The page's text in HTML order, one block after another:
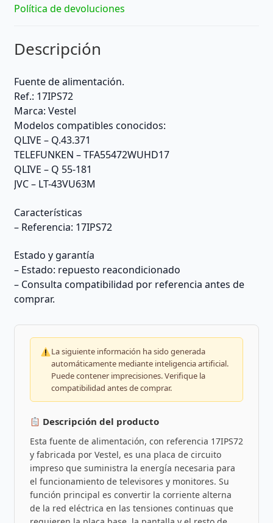
Política de devoluciones
Descripción
Fuente de alimentación.
Ref.: 17IPS72
Marca: Vestel
Modelos compatibles conocidos:
QLIVE – Q.43.371
TELEFUNKEN – TFA55472WUHD17
QLIVE – Q 55-181
JVC – LT-43VU63M
Características
– Referencia: 17IPS72
Estado y garantía
– Estado: repuesto reacondicionado
– Consulta compatibilidad por referencia antes de
comprar.
La siguiente información ha sido generada
automáticamente mediante inteligencia artificial.
Puede contener imprecisiones. Verifique la
compatibilidad antes de comprar.
Descripción del producto
Esta fuente de alimentación, con referencia 17IPS72
y fabricada por Vestel, es una placa de circuito
impreso que suministra la energía necesaria para
el funcionamiento de televisores y monitores. Su
función principal es convertir la corriente alterna
de la red eléctrica en las tensiones continuas que